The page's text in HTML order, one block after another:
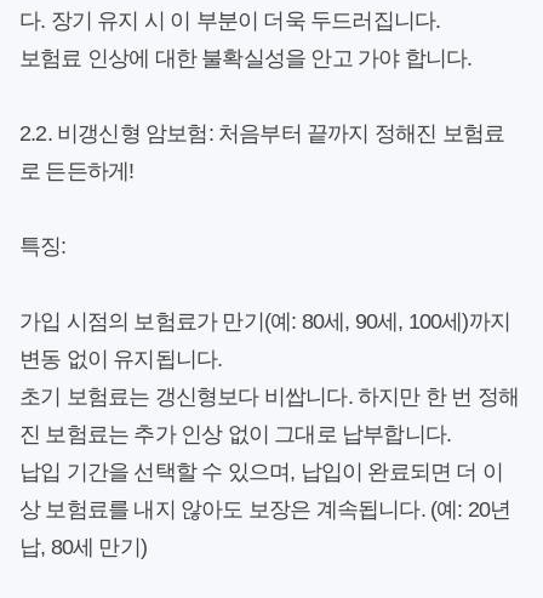
다. 장기 유지 시 이 부분이 더욱 두드러집니다.
보험료 인상에 대한 불확실성을 안고 가야 합니다.
2.2. 비갱신형 암보험: 처음부터 끝까지 정해진 보험료
로 든든하게!
특징:
가입 시점의 보험료가 만기(예: 80세, 90세, 100세)까지
변동 없이 유지됩니다.
초기 보험료는 갱신형보다 비쌉니다.하지만 한 번 정해
진 보험료는 추가 인상 없이 그대로 납부합니다.
납입 기간을 선택할 수 있으며, 납입이 완료되면 더 이
상 보험료를 내지 않아도 보장은 계속됩니다.(예: 20년
납, 80세 만기)